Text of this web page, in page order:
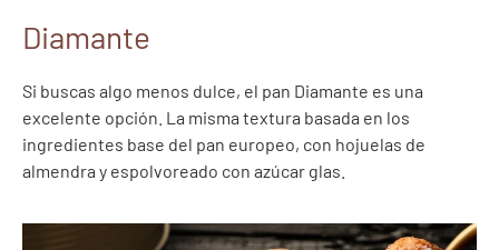
Diamante
Si buscas algo menos dulce, el pan Diamante es una
excelente opción. La misma textura basada en los
ingredientes base del pan europeo, con hojuelas de
almendra y espolvoreado con azúcar glas.